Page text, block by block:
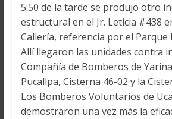
5:50 de la tarde se produjo otro
estructural en el Jr. Leticia #438
Callería, referencia por el Parque
Allí llegaron las unidades contra
Compañía de Bomberos de
Pucallpa, Cisterna 46-02 y la
Los Bomberos Voluntarios de
demostraron una vez más la